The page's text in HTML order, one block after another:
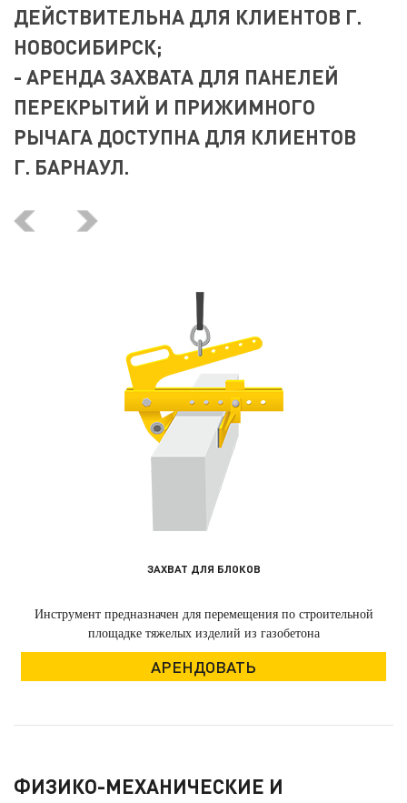
ДЕЙСТВИТЕЛЬНА ДЛЯ КЛИЕНТОВ Г.
НОВОСИБИРСК;
- АРЕНДА ЗАХВАТА ДЛЯ ПАНЕЛЕЙ
ПЕРЕКРЫТИЙ И ПРИЖИМНОГО
РЫЧАГА ДОСТУПНА ДЛЯ КЛИЕНТОВ
Г. БАРНАУЛ.
ЗАХВАТ ДЛЯ БЛОКОВ
Инструмент предназначен для перемещения по строительной
площадке тяжелых изделий из газобетона
АРЕНДОВАТЬ
ФИЗИКО-МЕХАНИЧЕСКИЕ И